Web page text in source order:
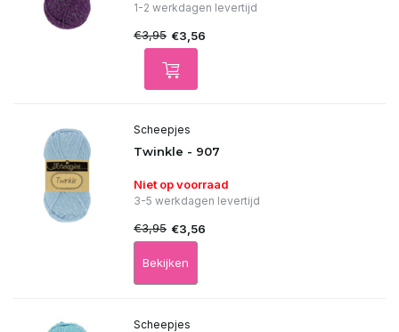
1-2 werkdagen levertijd
€3,95 €3,56
Scheepjes
Twinkle - 907
Niet op voorraad
3-5 werkdagen levertijd
€3,95 €3,56
Bekijken
Scheepjes